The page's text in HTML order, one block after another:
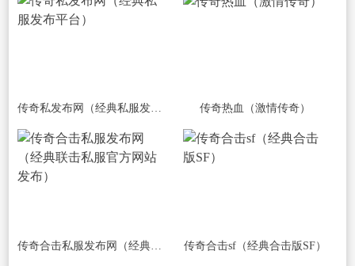
传奇私发布网（经典私服发布平台） 传奇热血（激情传奇）
传奇合击私服发布网（经典联击私服官方网站发布） 传奇合击sf（经典合击版SF）